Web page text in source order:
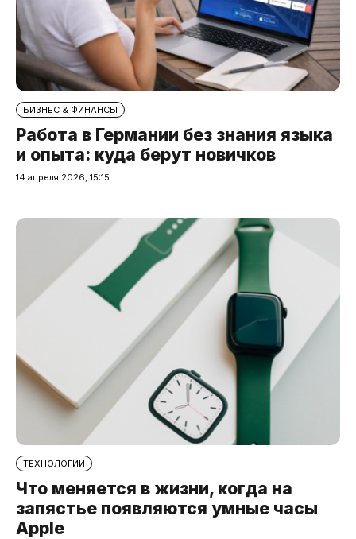
БИЗНЕС & ФИНАНСЫ
Работа в Германии без знания языка
и опыта: куда берут новичков
14 апреля 2026, 15:15
ТЕХНОЛОГИИ
Что меняется в жизни, когда на
запястье появляются умные часы
Apple